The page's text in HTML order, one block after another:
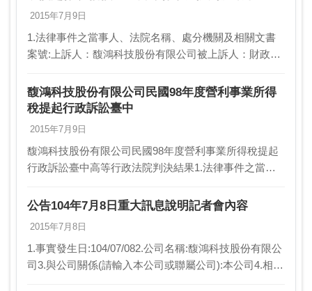
2015年7月9日
1.法律事件之當事人、法院名稱、處分機關及相關文書
案號:上訴人：馥鴻科技股份有限公司被上訴人：財政部
年度訴字第70號2.事實發生日:104/07/…
馥鴻科技股份有限公司民國98年度營利事業所得
稅提起行政訴訟臺中
2015年7月9日
馥鴻科技股份有限公司民國98年度營利事業所得稅提起
行政訴訟臺中高等行政法院判決結果1.法律事件之當事
科技股份有限公司被上訴人：財政部中區國稅局法院
公告104年7月8日重大訊息說明記者會內容
2015年7月8日
1.事實發生日:104/07/082.公司名稱:馥鴻科技股份有限公
司3.與公司關係(請輸入本公司或聯屬公司):本公司4.相互